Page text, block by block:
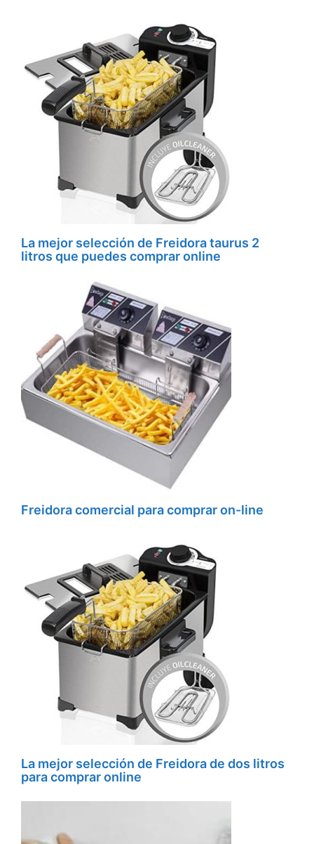
La mejor selección de Freidora taurus 2
litros que puedes comprar online
Freidora comercial para comprar on-line
La mejor selección de Freidora de dos litros
para comprar online